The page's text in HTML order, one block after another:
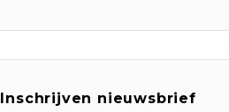
Inschrijven nieuwsbrief